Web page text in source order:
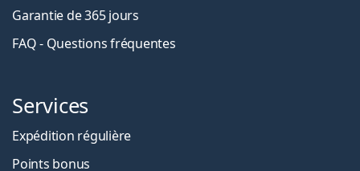
Garantie de 365 jours
FAQ - Questions fréquentes
Services
Expédition régulière
Points bonus